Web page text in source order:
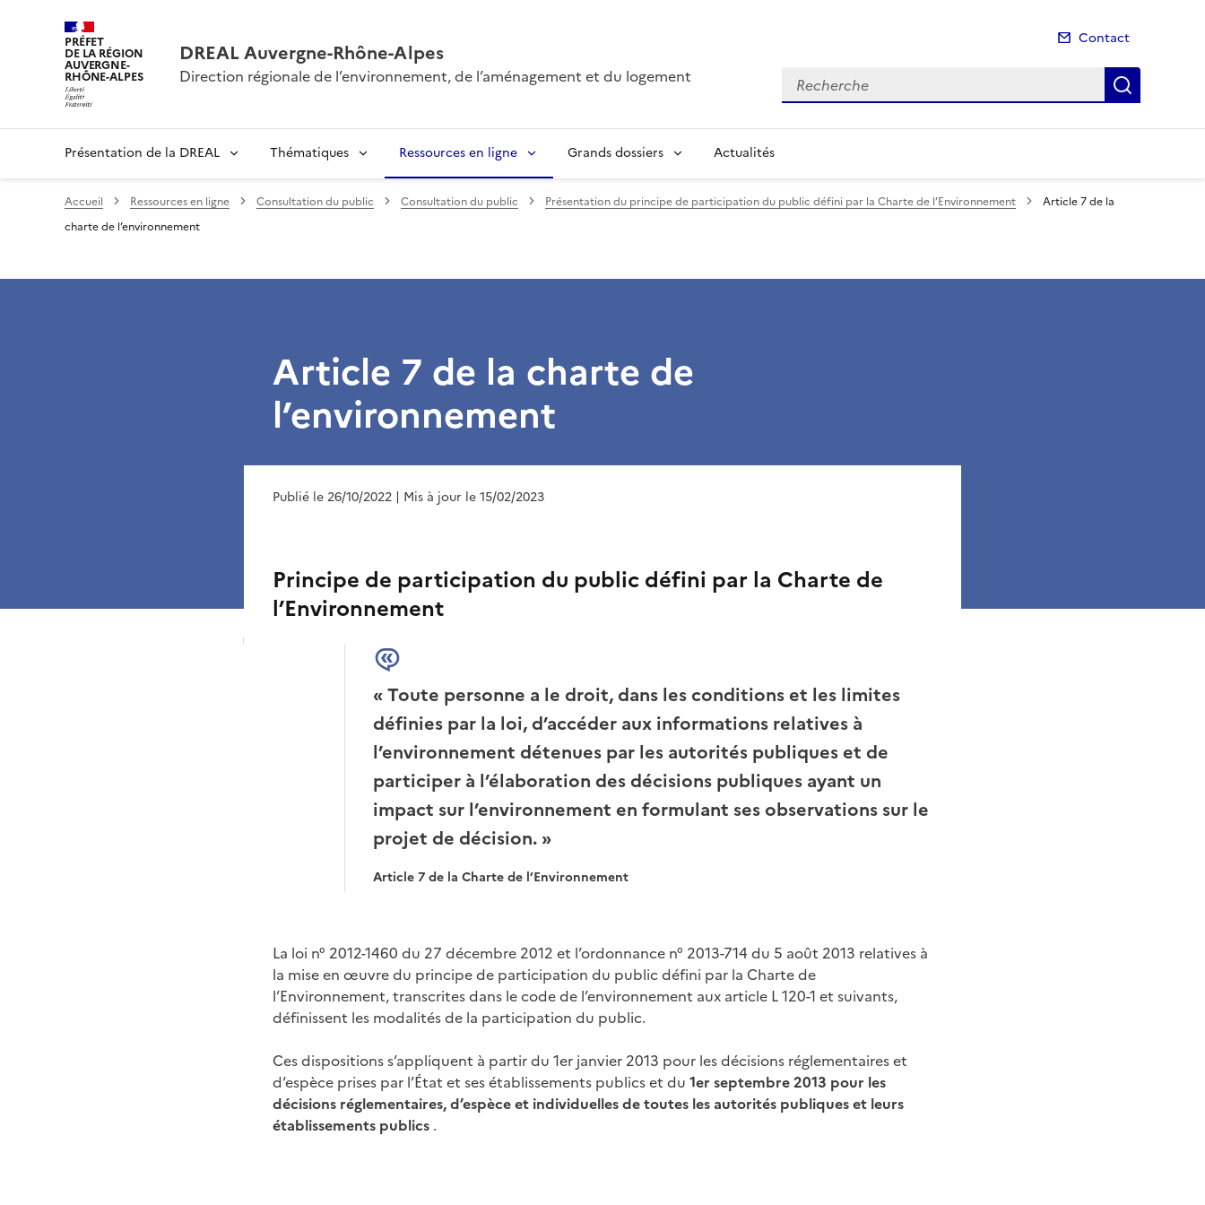
PRÉFET
DE LA RÉGION
AUVERGNE-
RHÔNE-ALPES
DREAL Auvergne-Rhône-Alpes
Direction régionale de l’environnement, de l’aménagement et du logement
Contact
Recherche
Présentation de la DREAL Thématiques Ressources en ligne Grands dossiers Actualités
Accueil Ressources en ligne Consultation du public Consultation du public Présentation du principe de participation du public défini par la Charte de l’Environnement
Article 7 de la
charte de l’environnement
Article 7 de la charte de
l’environnement
Publié le 26/10/2022 | Mis à jour le 15/02/2023
Principe de participation du public défini par la Charte de
l’Environnement
Toute personne a le droit, dans les conditions et les limites
définies par la loi, d’accéder aux informations relatives à
l’environnement détenues par les autorités publiques et de
participer à l’élaboration des décisions publiques ayant un
impact sur l’environnement en formulant ses observations sur le
projet de décision.
Article 7 de la Charte de l’Environnement
La loi n° 2012-1460 du 27 décembre 2012 et l’ordonnance n° 2013-714 du 5 août 2013 relatives à
la mise en œuvre du principe de participation du public défini par la Charte de
l’Environnement, transcrites dans le code de l’environnement aux article L 120-1 et suivants,
définissent les modalités de la participation du public.
Ces dispositions s’appliquent à partir du 1er janvier 2013 pour les décisions réglementaires et
d’espèce prises par l’État et ses établissements publics et du 1er septembre 2013 pour les
décisions réglementaires, d’espèce et individuelles de toutes les autorités publiques et leurs
établissements publics .